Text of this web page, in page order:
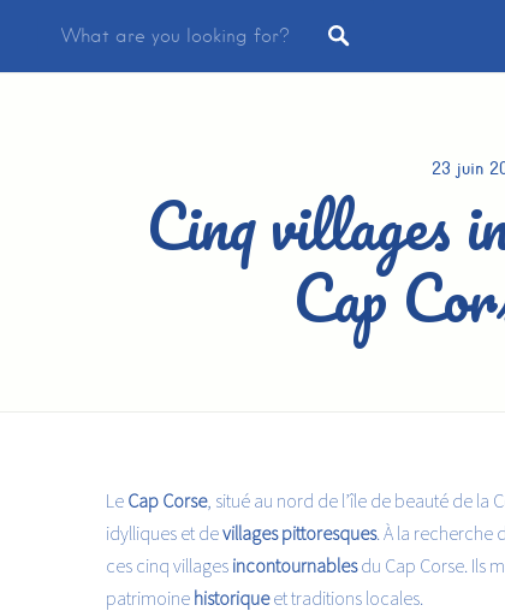
23 juin
Cinq villages
Cap
Le Cap Corse, situé au nord de l’île de beauté de la
idylliques et devillages pittoresques. À la recherche
ces cinq villages incontournablesdu Cap Corse. Ils
patrimoine historiqueet traditions locales.